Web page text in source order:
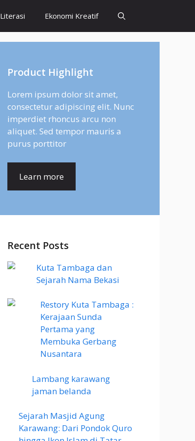
Literasi Ekonomi Kreatif
Product Highlight
Lorem ipsum dolor sit amet,
consectetur adipiscing elit. Nunc
imperdiet rhoncus arcu non
aliquet. Sed tempor mauris a
purus porttitor
Learn more
Recent Posts
Kuta Tambaga dan
Sejarah Nama Bekasi
Restory Kuta Tambaga :
Kerajaan Sunda
Pertama yang
Membuka Gerbang
Nusantara
Lambang karawang
jaman belanda
Sejarah Masjid Agung
Karawang: Dari Pondok Quro